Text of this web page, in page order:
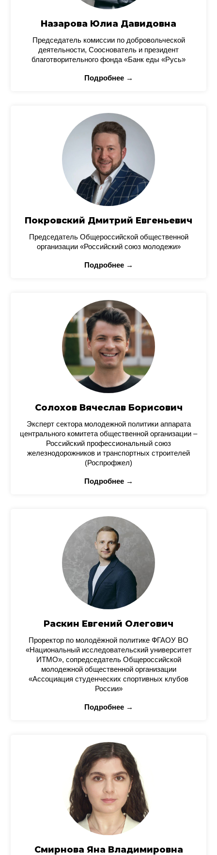
Назарова Юлиа Давидовна
Председатель комиссии по добровольческой
деятельности, Сооснователь и президент
благотворительного фонда «Банк еды «Русь»
Подробнее →
Покровский Дмитрий Евгеньевич
Председатель Общероссийской общественной
организации «Российский союз молодежи»
Подробнее →
Солохов Вячеслав Борисович
Эксперт сектора молодежной политики аппарата
центрального комитета общественной организации –
Российский профессиональный союз
железнодорожников и транспортных строителей
(Роспрофжел)
Подробнее →
Раскин Евгений Олегович
Проректор по молодёжной политике ФГАОУ ВО
«Национальный исследовательский университет
ИТМО», сопредседатель Общероссийской
молодежной общественной организации
«Ассоциация студенческих спортивных клубов
России»
Подробнее →
Смирнова Яна Владимировна